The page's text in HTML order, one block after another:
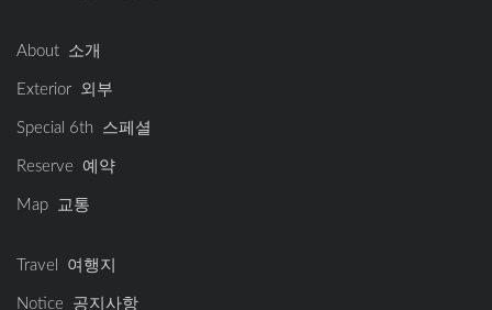
About 소개
Exterior 외부
Special 6th 스페셜
Reserve 예약
Map 교통
Travel 여행지
Notice 공지사항